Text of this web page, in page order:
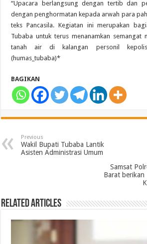
“Upacara berlangsung dengan tertib dan
dengan penghormatan kepada arwah para
teks Pancasila. Kegiatan ini merupakan
Tubaba untuk terus menanamkan semangat
tanah air di kalangan personil
(humas_tubaba)*
BAGIKAN
Previous
Wakil Bupati Tubaba Lantik
Asisten Administrasi Umum
Samsat
Barat berikan
Related Articles